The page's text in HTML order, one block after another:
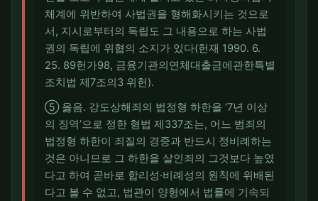
체계에 위반하여 사법권을 형해화시키는 것으로
서, 지시로부터의 독립도 그 내용으로 하는 사법
권의 독립에 위협의 소지가 있다(헌재 1990. 6.
25. 89헌가98, 금융기관의연체대출금에관한특별
조치법 제7조의3 위헌).
⑤ 옳음. 강도상해죄의 법정형 하한을 ‘7년 이상
의 징역’으로 정한 형법 제337조는, 어느 범죄의
법정형 하한이 죄질의 경중과 반드시 정비례하는
것은 아니므로 그 하한을 살인죄의 그것보다 높였
다고 하여 곧바로 합리성·비례성의 원칙에 위배된
다고 볼 수 없고, 법관이 양형에서 법률에 기속되